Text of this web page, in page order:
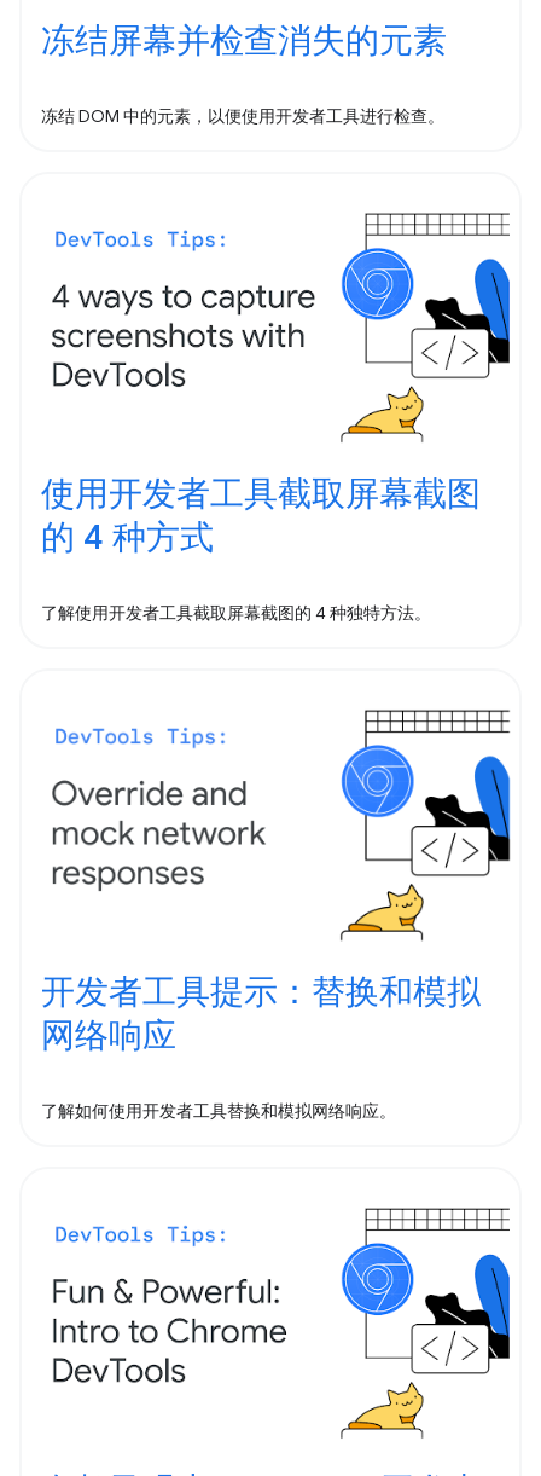
冻结屏幕并检查消失的元素
冻结 DOM 中的元素，以便使用开发者工具进行检查。
使用开发者工具截取屏幕截图
的 4 种方式
了解使用开发者工具截取屏幕截图的 4 种独特方法。
开发者工具提示：替换和模拟
网络响应
了解如何使用开发者工具替换和模拟网络响应。